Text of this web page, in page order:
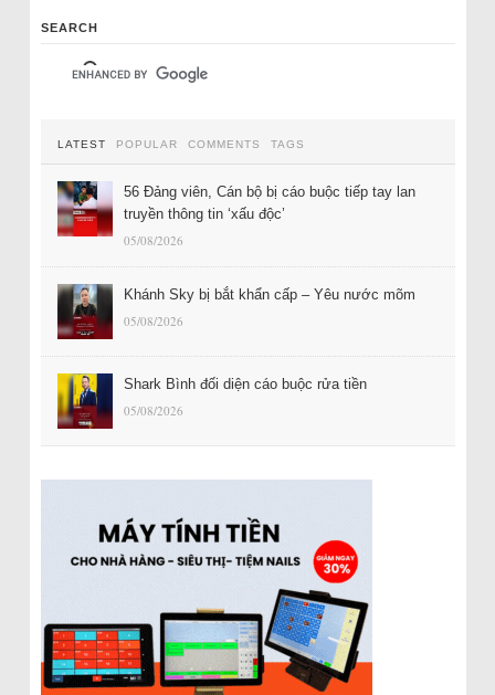
SEARCH
LATEST POPULAR COMMENTS TAGS
56 Đảng viên, Cán bộ bị cáo buộc tiếp tay lan
truyền thông tin ‘xấu độc’
05/08/2026
Khánh Sky bị bắt khẩn cấp – Yêu nước mõm
05/08/2026
Shark Bình đối diện cáo buộc rửa tiền
05/08/2026